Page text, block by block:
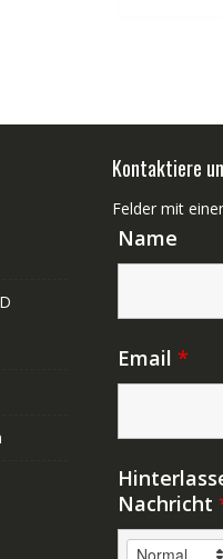
Kontaktiere
Felder mit
Name
Email *
Nachricht